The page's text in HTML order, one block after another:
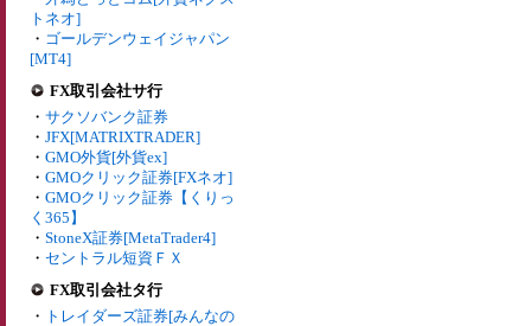
トネオ]
・ ゴールデンウェイジャパン
[MT4]
FX取引会社サ行
・ サクソバンク証券
・ JFX[MATRIXTRADER]
・ GMO外貨[外貨ex]
・ GMOクリック証券[FXネオ]
・ GMOクリック証券【くりっ
く365】
・ StoneX証券[MetaTrader4]
・ セントラル短資ＦＸ
FX取引会社タ行
・ トレイダーズ証券[みんなの